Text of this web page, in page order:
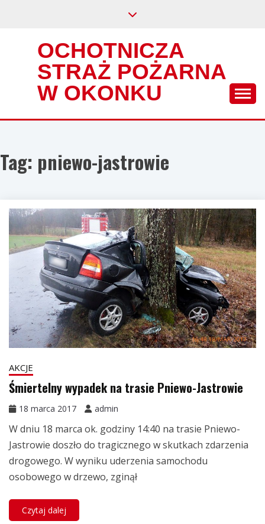
OCHOTNICZA
STRAŻ POŻARNA
W OKONKU
Tag: pniewo-jastrowie
AKCJE
Śmiertelny wypadek na trasie Pniewo-Jastrowie
18 marca 2017 admin
W dniu 18 marca ok. godziny 14:40 na trasie Pniewo-
Jastrowie doszło do tragicznego w skutkach zdarzenia
drogowego. W wyniku uderzenia samochodu
osobowego w drzewo, zginął
Czytaj dalej